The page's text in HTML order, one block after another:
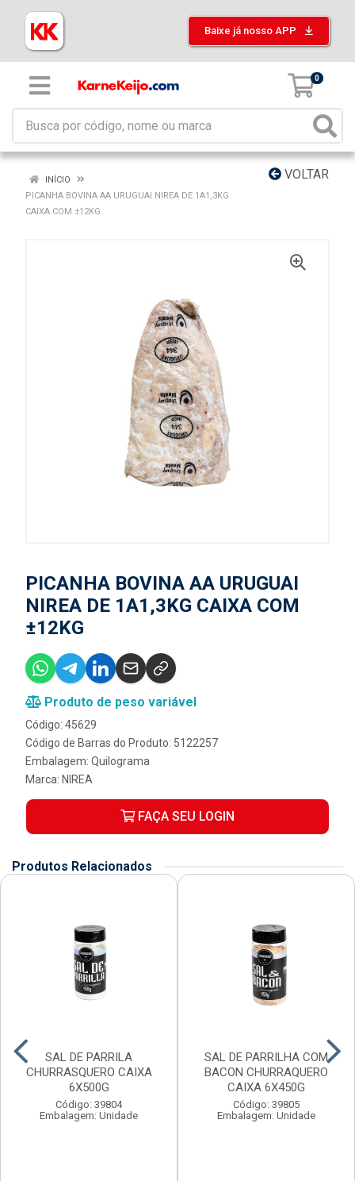
Baixe já nosso APP
0
VOLTAR
INÍCIO
PICANHA BOVINA AA URUGUAI NIREA DE 1A1,3KG
CAIXA COM ±12KG
PICANHA BOVINA AA URUGUAI
NIREA DE 1A1,3KG CAIXA COM
±12KG
Produto de peso variável
Código: 45629
Código de Barras do Produto: 5122257
Embalagem: Quilograma
Marca: NIREA
FAÇA SEU LOGIN
Produtos Relacionados
SAL DE PARRILA
CHURRASQUERO CAIXA
6X500G
Código: 39804
Embalagem: Unidade
SAL DE PARRILHA COM
BACON CHURRAQUERO
CAIXA 6X450G
Código: 39805
Embalagem: Unidade